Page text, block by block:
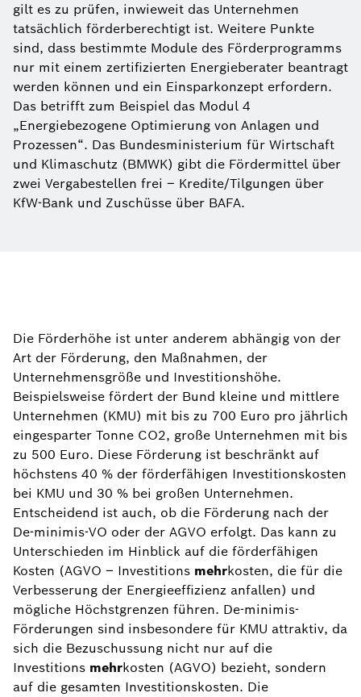
gilt es zu prüfen, inwieweit das Unternehmen
tatsächlich förderberechtigt ist. Weitere Punkte
sind, dass bestimmte Module des Förderprogramms
nur mit einem zertifizierten Energieberater beantragt
werden können und ein Einsparkonzept erfordern.
Das betrifft zum Beispiel das Modul 4
„Energiebezogene Optimierung von Anlagen und
Prozessen“. Das Bundesministerium für Wirtschaft
und Klimaschutz (BMWK) gibt die Fördermittel über
zwei Vergabestellen frei – Kredite/Tilgungen über
KfW-Bank und Zuschüsse über BAFA.
Die Förderhöhe ist unter anderem abhängig von der
Art der Förderung, den Maßnahmen, der
Unternehmensgröße und Investitionshöhe.
Beispielsweise fördert der Bund kleine und mittlere
Unternehmen (KMU) mit bis zu 700 Euro pro jährlich
eingesparter Tonne CO2, große Unternehmen mit bis
zu 500 Euro. Diese Förderung ist beschränkt auf
höchstens 40 % der förderfähigen Investitionskosten
bei KMU und 30 % bei großen Unternehmen.
Entscheidend ist auch, ob die Förderung nach der
De-minimis-VO oder der AGVO erfolgt. Das kann zu
Unterschieden im Hinblick auf die förderfähigen
Kosten (AGVO – Investitions mehrkosten, die für die
Verbesserung der Energieeffizienz anfallen) und
mögliche Höchstgrenzen führen. De-minimis-
Förderungen sind insbesondere für KMU attraktiv, da
sich die Bezuschussung nicht nur auf die
Investitions mehrkosten (AGVO) bezieht, sondern
auf die gesamten Investitionskosten. Die